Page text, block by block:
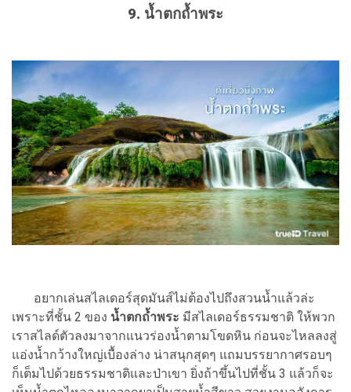
9. น้ำตกถ้ำพระ
อยากเล่นสไลเดอร์สุดมันส์ไม่ต้องไปถึงสวนน้ำแล้วล่ะ
เพราะที่ชั้น 2 ของ น้ำตกถ้ำพระ มีสไลเดอร์ธรรมชาติ ให้พวก
เราสไลด์ตัวลงมาจากแนวร่องน้ำตามโขดหิน ก่อนจะไหลลงสู่
แอ่งน้ำกว้างใหญ่เบื้องล่าง น่าสนุกสุดๆ แถมบรรยากาศรอบๆ
ก็เต็มไปด้วยธรรมชาติและป่าเขา ยิ่งถ้าขึ้นไปที่ชั้น 3 แล้วก็จะ